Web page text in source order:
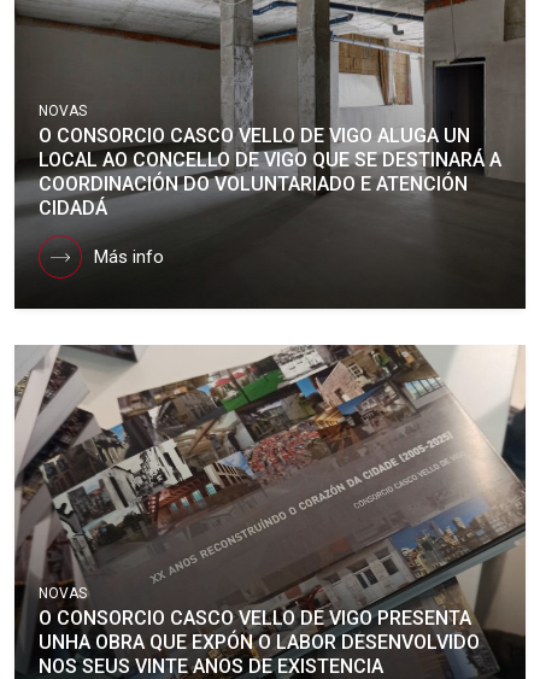
NOVAS
O CONSORCIO CASCO VELLO DE VIGO ALUGA UN
LOCAL AO CONCELLO DE VIGO QUE SE DESTINARÁ A
COORDINACIÓN DO VOLUNTARIADO E ATENCIÓN
CIDADÁ
Más info
NOVAS
O CONSORCIO CASCO VELLO DE VIGO PRESENTA
UNHA OBRA QUE EXPÓN O LABOR DESENVOLVIDO
NOS SEUS VINTE ANOS DE EXISTENCIA